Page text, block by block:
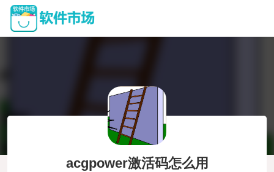
acgpower激活码怎么用